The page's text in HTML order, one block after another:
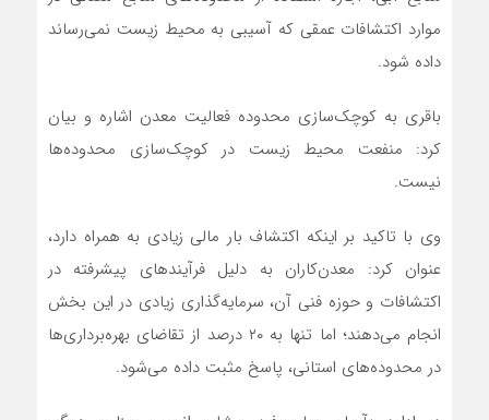
موارد اکتشافات عمقی که آسیبی به محیط زیست نمی‌رساند
داده شود.
باقری به کوچک‌سازی محدوده‌ فعالیت معدن اشاره و بیان
کرد: منفعت محیط زیست در کوچک‌سازی محدوده‌ها
نیست.
وی با تاکید بر اینکه اکتشاف بار مالی زیادی به همراه دارد،
عنوان کرد: معدن‌کاران به دلیل فرآیندهای پیشرفته در
اکتشافات و حوزه فنی آن، سرمایه‌گذاری زیادی در این بخش
انجام می‌دهند؛ اما تنها به ۲۰ درصد از تقاضای بهره‌برداری‌ها
در محدوده‌های استانی، پاسخ مثبت داده می‌شود.